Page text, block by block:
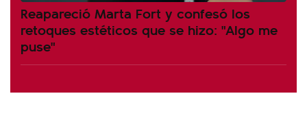
Reapareció Marta Fort y confesó los
retoques estéticos que se hizo: "Algo me
puse"